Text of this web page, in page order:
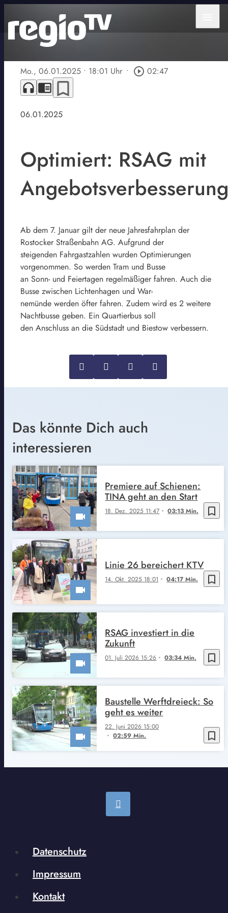
Mo., 06.01.2025 • 18:01 Uhr • play_circle_outline 02:47
headphones chrome_reader_mode bookmark_border
06.01.2025
Optimiert: RSAG mit
Ab dem 7. Januar gilt der neue Jahresfahrplan der
Rostocker Straßenbahn AG. Aufgrund der
steigenden Fahrgastzahlen wurden Optimierungen
vorgenommen. So werden Tram und Busse
an Sonn- und Feiertagen regelmäßiger fahren. Auch die
Busse zwischen Lichtenhagen und War-
nemünde werden öfter fahren. Zudem wird es 2 weitere
Nachtbusse geben. Ein Quartierbus soll
den Anschluss an die Südstadt und Biestow verbessern.
Das könnte Dich auch
interessieren
bookmark_border
18. Dez. 2025 11:47 03:13 Min.
Premiere auf Schienen:
TINA geht an den Start
bookmark_border
14. Okt. 2025 18:01 04:17 Min.
Linie 26 bereichert KTV
bookmark_border
01. Juli 2026 15:26 03:34 Min.
RSAG investiert in die
Zukunft
bookmark_border
22. Juni 2026 15:00
02:59 Min.
Baustelle Werftdreieck: So
geht es weiter
Datenschutz
Impressum
Kontakt